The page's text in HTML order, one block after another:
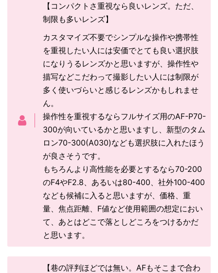
【コンパクトさ重視なら良いレンズ。ただ、
制限も多いレンズ】
カスタマイズ不要でシンプルな操作や携帯性
を重視したい人には安価でとても良い選択肢
になりうるレンズかと思いますが、操作性や
描写などこだわって撮影したい人には制限が
多く使いづらいと感じるレンズかもしれませ
ん。
操作性を重視するならフルサイズ用のAF-P70-
300が向いているかと思いますし、新型のタム
ロン70-300(A030)なども選択肢に入れたほう
が良さそうです。
もちろんより高性能を必要とするなら70-200
のF4やF2.8、あるいは80-400、社外100-400
なども候補に入ると思いますが、価格、重
量、焦点距離、F値など使用範囲の想定におい
て、あとはどこで落としどころをつけるかだ
と思います。
【巷の評判ほどでは無い。AFもそこまで合わ